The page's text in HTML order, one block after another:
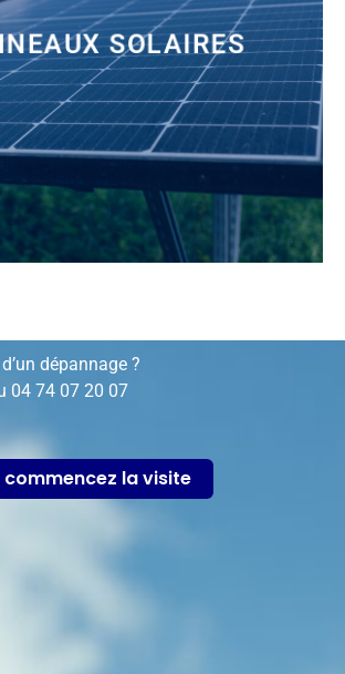
SOLAIRES
rénovation, dépannage…
dépannage ?
04 74 07 20 07
commencez la visite